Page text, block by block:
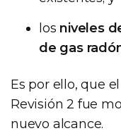
los niveles
de gas
Es por ello, que
Revisión 2 fue
nuevo alcance.